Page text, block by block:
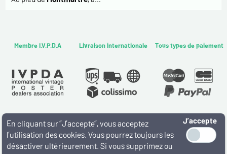
Membre I.V.P.D.A Livraison internationale Tous types de paiement
WWW.MASTERPOSTERS.COM
By ESTAMPE MODERNE & SPORTIVE
7 RUE MILTON - 16 RUE CHORON 75009 PARIS
J’accepte
En cliquant sur ”J’accepte”, vous acceptez
l’utilisation des cookies. Vous pourrez toujours les
désactiver ultérieurement. Si vous supprimez ou